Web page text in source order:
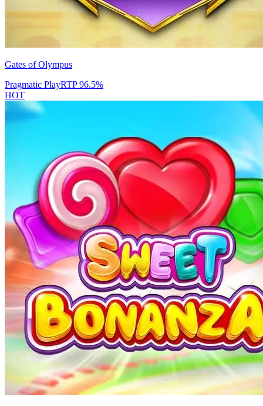
Gates of Olympus
Pragmatic PlayRTP96.5%
HOT